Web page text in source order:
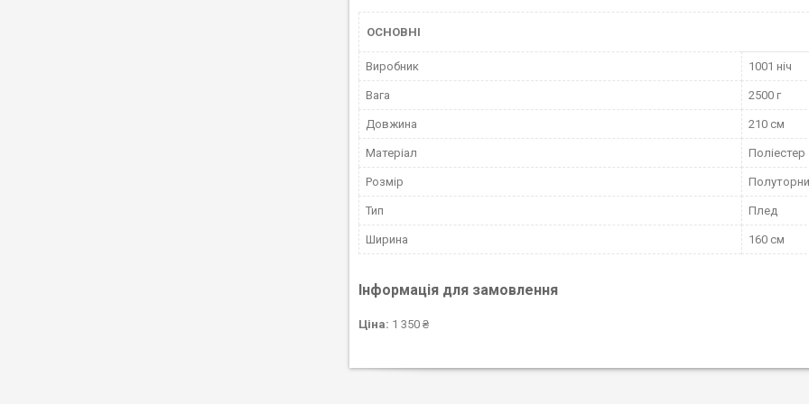
ОСНОВНІ
Виробник 1001 ніч
Вага 2500 г
Довжина 210 см
Матеріал Поліестер
Розмір
Тип Плед
Ширина 160 см
Інформація для замовлення
Ціна: 1 350 ₴